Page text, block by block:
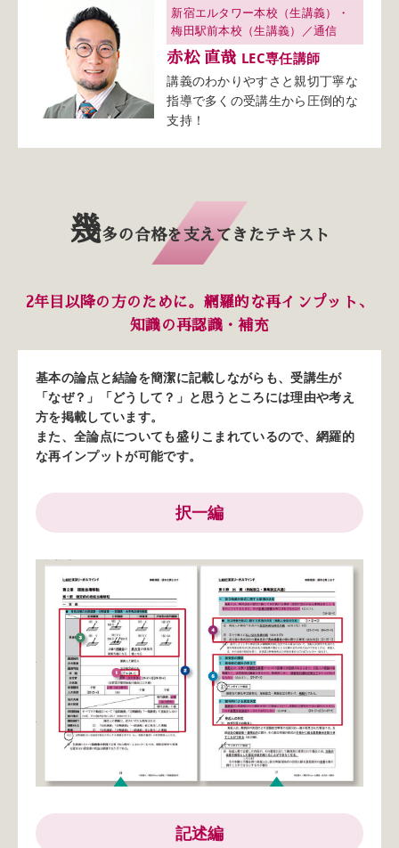
新宿エルタワー本校（生講義）・
梅田駅前本校（生講義）／通信
赤松 直哉 LEC専任講師
講義のわかりやすさと親切丁寧な
指導で多くの受講生から圧倒的な
支持！
幾多の合格を支えてきたテキスト
2年目以降の方のために。 網羅的な再インプット、
知識の再認識・補充
基本の論点と結論を簡潔に記載しながらも、受講生が
「なぜ？」「どうして？」と思うところには理由や考え
方を掲載しています。
また、全論点についても盛りこまれているので、網羅的
な再インプットが可能です。
択一編
記述編